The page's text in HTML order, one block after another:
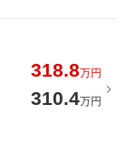
318.8万円
310.4万円